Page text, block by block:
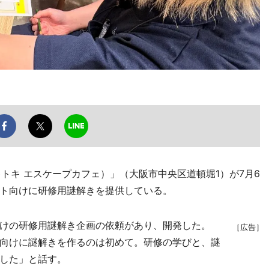
エスケープカフェ）」（大阪市中央区道頓堀1）が7月6
けに研修用謎解きを提供している。
［広告］
研修用謎解き企画の依頼があり、開発した。
けに謎解きを作るのは初めて。研修の学びと、謎
た」と話す。